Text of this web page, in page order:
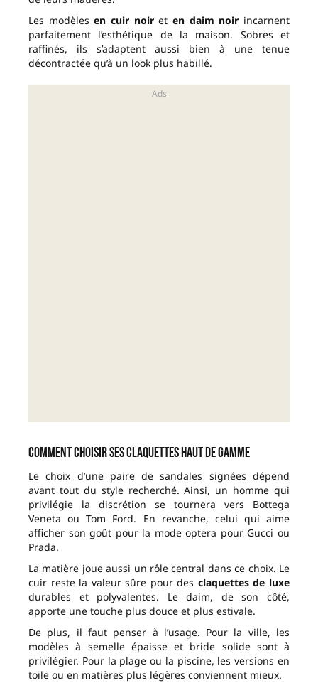
Les modèlesen cuir noireten daim noir incarnent
parfaitement l’esthétique de la maison. Sobres et
raffinés, ils s’adaptent aussi bien à une tenue
décontractée qu’à un look plus habillé.
Comment choisir ses claquettes haut de gamme
Le choix d’une paire de sandales signées dépend
avant tout du style recherché. Ainsi, un homme qui
privilégie la discrétion se tournera vers Bottega
Veneta ou Tom Ford. En revanche, celui qui aime
afficher son goût pour la mode optera pour Gucci ou
Prada.
La matière joue aussi un rôle central dans ce choix. Le
cuir reste la valeur sûre pour des claquettes de luxe
durables et polyvalentes. Le daim, de son côté,
apporte une touche plus douce et plus estivale.
De plus, il faut penser à l’usage. Pour la ville, les
modèles à semelle épaisse et bride solide sont à
privilégier. Pour la plage ou la piscine, les versions en
toile ou en matières plus légères conviennent mieux.